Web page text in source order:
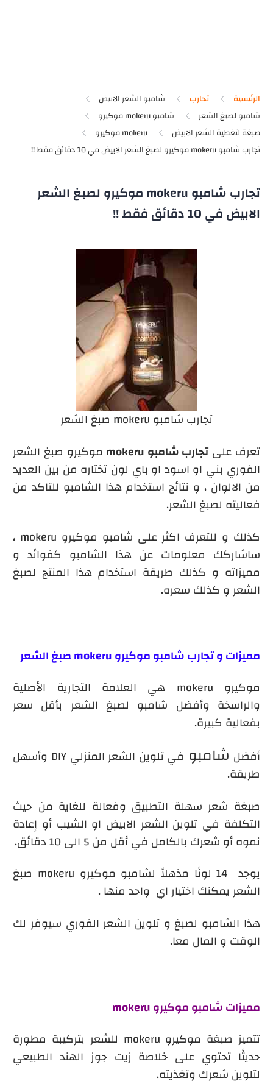
الرئيسية تجارب
شامبو الشعر الابيض
شامبو لصبغ الشعر
شامبو mokeru موكيرو
صبغة لتغطية الشعر الابيض
mokeru موكيرو
تجارب شامبو mokeru موكيرو لصبغ الشعر
الابيض في 10 دقائق فقط !!
تجارب شامبو mokeru صبغ الشعر
تعرف على تجارب شامبو mokeru موكيرو صبغ الشعر
الفوري بني او اسود او باي لون تختاره من بين العديد
من الالوان ، و نتائج استخدام هذا الشامبو للتاكد من
فعاليته لصبغ الشعر.
كذلك و للتعرف اكثر على شامبو موكيرو mokeru ،
ساشاركك معلومات عن هذا الشامبو كفوائد و
مميزاته و كذلك طريقة استخدام هذا المنتج لصبغ
الشعر و كذلك سعره.
مميزات وتجارب شامبو موكيرو mokeru صبغ الشعر
موكيرو mokeru
هي العلامة التجارية الأصلية
والراسخة وأفضل شامبو لصبغ الشعر بأقل سعر
بفعالية كبيرة.
أفضل شامبو
في تلوين الشعر المنزلي DIY وأسهل
طريقة.
صبغة شعر سهلة التطبيق وفعالة للغاية من حيث
التكلفة في تلوين الشعر الابيض او الشيب أو إعادة
نموه أو شعرك بالكامل في أقل من 5 الى 10 دقائق.
يوجد 14 لونًا مذهلاً لشامبو موكيرو mokeru صبغ
الشعر يمكنك اختيار اي واحد منها .
هذا الشامبو لصبغ و تلوين الشعر الفوري سيوفر لك
الوقت و المال معا.
مميزاتشامبو موكيرو mokeru
تتميز صبغة موكيرو mokeru للشعر بتركيبة مطورة
حديثًا تحتوي على خلاصة زيت جوز الهند الطبيعي
لتلوين شعرك وتغذيته.